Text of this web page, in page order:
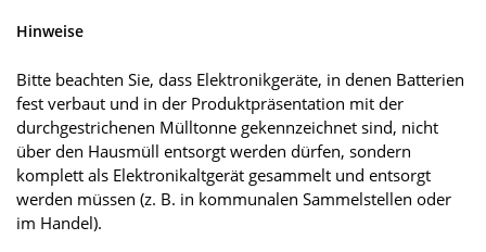
Hinweise
Bitte beachten Sie, dass Elektronikgeräte, in denen Batterien
fest verbaut und in der Produktpräsentation mit der
durchgestrichenen Mülltonne gekennzeichnet sind, nicht
über den Hausmüll entsorgt werden dürfen, sondern
komplett als Elektronikaltgerät gesammelt und entsorgt
werden müssen (z. B. in kommunalen Sammel­stellen oder
im Handel).